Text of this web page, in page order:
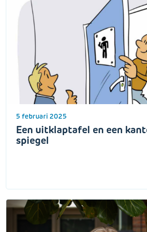
5 februari 2025
Een uitklaptafel en een
spiegel